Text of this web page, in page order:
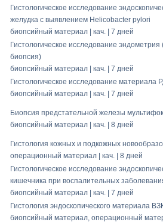
Гистологическое исследование
желудка с выявлением Helicobacter pylori
биопсийный материал | кач. | 7 дней
Гистологическое исследование эндометрия
биопсия)
биопсийный материал | кач. | 7 дней
Гистологическое исследование материала
биопсийный материал | кач. | 7 дней
Биопсия предстательной железы
биопсийный материал | кач. | 8 дней
Гистология кожных и подкожных
операционный материал | кач. | 8 дней
Гистологическое исследование
кишечника при воспалительных
биопсийный материал | кач. | 7 дней
Гистология эндоскопического материала
биопсийный материал, операционный